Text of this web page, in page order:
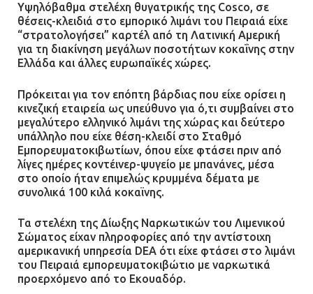
Υψηλόβαθμα στελέχη θυγατρικής της Cosco, σε
θέσεις-κλειδιά στο εμπορικό λιμάνι του Πειραιά είχε
“στρατολογήσει” καρτέλ από τη Λατινική Αμερική
για τη διακίνηση μεγάλων ποσοτήτων κοκαΐνης στην
Ελλάδα και άλλες ευρωπαϊκές χώρες.
Πρόκειται για τον επόπτη βάρδιας που είχε ορίσει η
κινεζική εταιρεία ως υπεύθυνο για ό,τι συμβαίνει στο
μεγαλύτερο ελληνικό λιμάνι της χώρας και δεύτερο
υπάλληλο που είχε θέση-κλειδί στο Σταθμό
Εμπορευματοκιβωτίων, όπου είχε φτάσει πριν από
λίγες ημέρες κοντέινερ-ψυγείο με μπανάνες, μέσα
στο οποίο ήταν επιμελώς κρυμμένα δέματα με
συνολικά 100 κιλά κοκαϊνης.
Τα στελέχη της Δίωξης Ναρκωτικών του Λιμενικού
Σώματος είχαν πληροφορίες από την αντίστοιχη
αμερικανική υπηρεσία DEA ότι είχε φτάσει στο λιμάνι
του Πειραιά εμπορευματοκιβώτιο με ναρκωτικά
προερχόμενο από το Εκουαδόρ.